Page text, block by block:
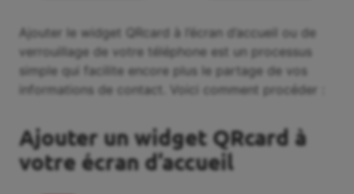
Ajouter le widget QRcard à l’écran d’accueil ou de
verrouillage de votre téléphone est un processus
simple qui facilite encore plus le partage de vos
informations de contact. Voici comment procéder :
Ajouter un widget QRcard à
votre écran d’accueil